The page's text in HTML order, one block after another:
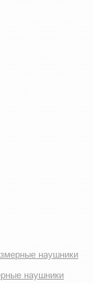
наушники
наушники